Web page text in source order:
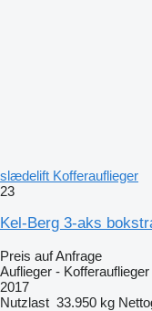
slædelift Kofferauflieger
23
Kel-Berg 3-aks
Preis auf Anfrage
Auflieger - Kofferauflieger
2017
Nutzlast 33.950 kg